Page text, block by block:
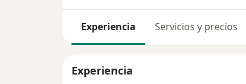
Experiencia Servicios y precios
Experiencia